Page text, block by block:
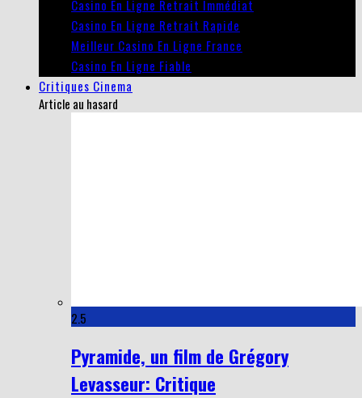
Casino En Ligne Retrait Immédiat
Casino En Ligne Retrait Rapide
Meilleur Casino En Ligne France
Casino En Ligne Fiable
Critiques Cinema
Article au hasard
2.5
Pyramide, un film de Grégory
Levasseur: Critique